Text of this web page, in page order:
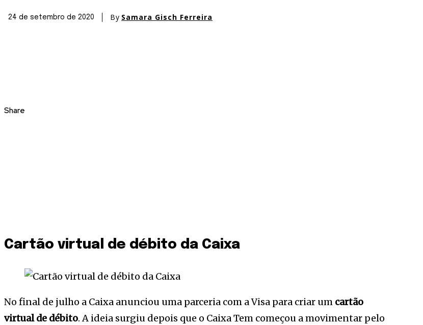
24 de setembro de 2020 By Samara Gisch Ferreira
Share
Cartão virtual de débito da Caixa
No final de julho a Caixa anunciou uma parceria com a Visa para criar um cartão
virtual de débito. A ideia surgiu depois que o Caixa Tem começou a movimentar pelo